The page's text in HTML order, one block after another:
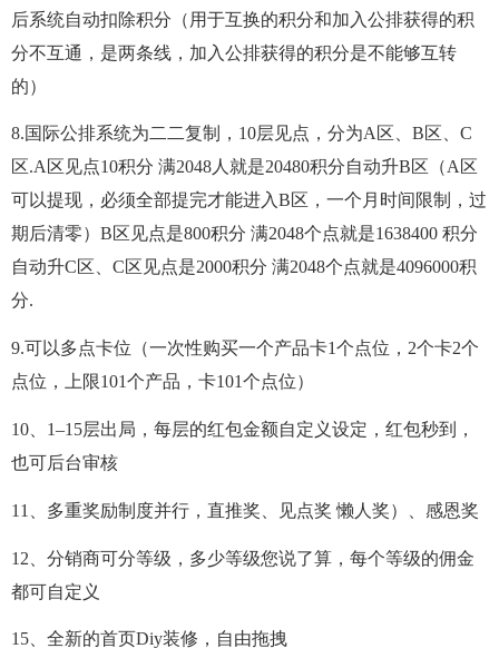
后系统自动扣除积分（用于互换的积分和加入公排获得的积
分不互通，是两条线，加入公排获得的积分是不能够互转
的）
8.国际公排系统为二二复制，10层见点，分为A区、B区、C
区.A区见点10积分 满2048人就是20480积分自动升B区（A区
可以提现，必须全部提完才能进入B区，一个月时间限制，过
期后清零）B区见点是800积分 满2048个点就是1638400 积分
自动升C区、C区见点是2000积分 满2048个点就是4096000积
分.
9.可以多点卡位（一次性购买一个产品卡1个点位，2个卡2个
点位，上限101个产品，卡101个点位）
10、1–15层出局，每层的红包金额自定义设定，红包秒到，
也可后台审核
11、多重奖励制度并行，直推奖、见点奖 懒人奖）、感恩奖
12、分销商可分等级，多少等级您说了算，每个等级的佣金
都可自定义
15、全新的首页Diy装修，自由拖拽